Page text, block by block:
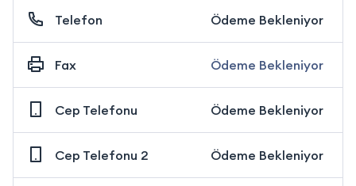
Telefon Ödeme Bekleniyor
Fax Ödeme Bekleniyor
Cep Telefonu Ödeme Bekleniyor
Cep Telefonu 2 Ödeme Bekleniyor